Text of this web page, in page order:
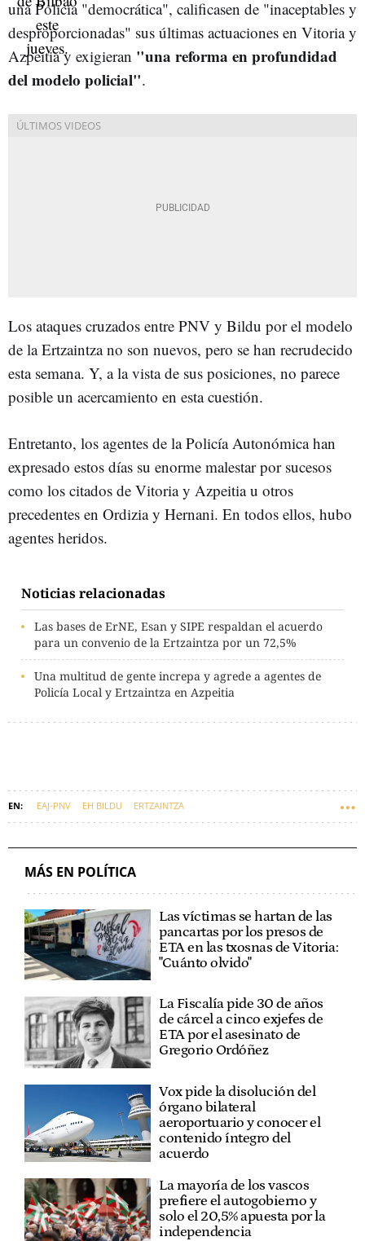
una Policía "democrática", calificasen de "inaceptables y
desproporcionadas" sus últimas actuaciones en Vitoria y
Azpeitia y exigieran "una reforma en profundidad
del modelo policial".
Los ataques cruzados entre PNV y Bildu por el modelo
de la Ertzaintza no son nuevos, pero se han recrudecido
esta semana. Y, a la vista de sus posiciones, no parece
posible un acercamiento en esta cuestión.
Entretanto, los agentes de la Policía Autonómica han
expresado estos días su enorme malestar por sucesos
como los citados de Vitoria y Azpeitia u otros
precedentes en Ordizia y Hernani. En todos ellos, hubo
agentes heridos.
Noticias relacionadas
Las bases de ErNE, Esan y SIPE respaldan el acuerdo
para un convenio de la Ertzaintza por un 72,5%
Una multitud de gente increpa y agrede a agentes de
Policía Local y Ertzaintza en Azpeitia
EAJ-PNV EH BILDU ERTZAINTZA
MÁS EN POLÍTICA
Las víctimas se hartan de las
pancartas por los presos de
ETA en las txosnas de Vitoria:
"Cuánto olvido"
La Fiscalía pide 30 de años
de cárcel a cinco exjefes de
ETA por el asesinato de
Gregorio Ordóñez
Vox pide la disolución del
órgano bilateral
aeroportuario y conocer el
contenido íntegro del
acuerdo
La mayoría de los vascos
prefiere el autogobierno y
solo el 20,5% apuesta por la
independencia